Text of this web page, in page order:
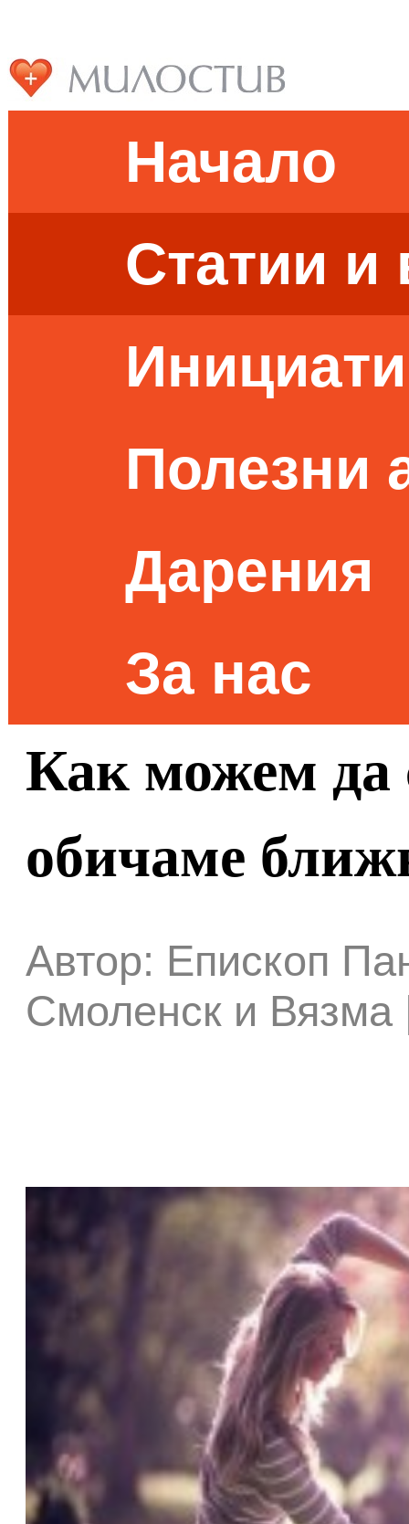
Начало
Статии и
Полезни
Дарения
За нас
Как можем да
обичаме
Автор: Епископ
Смоленск и Вязма